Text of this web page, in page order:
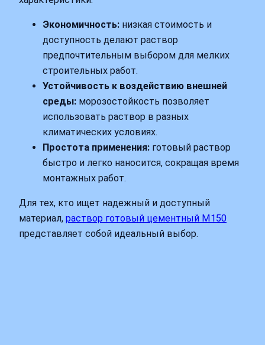
Экономичность: низкая стоимость и
доступность делают раствор
предпочтительным выбором для мелких
строительных работ.
Устойчивость к воздействию внешней
среды: морозостойкость позволяет
использовать раствор в разных
климатических условиях.
Простота применения: готовый раствор
быстро и легко наносится, сокращая время
монтажных работ.
Для тех, кто ищет надежный и доступный
материал, раствор готовый цементный М150
представляет собой идеальный выбор.